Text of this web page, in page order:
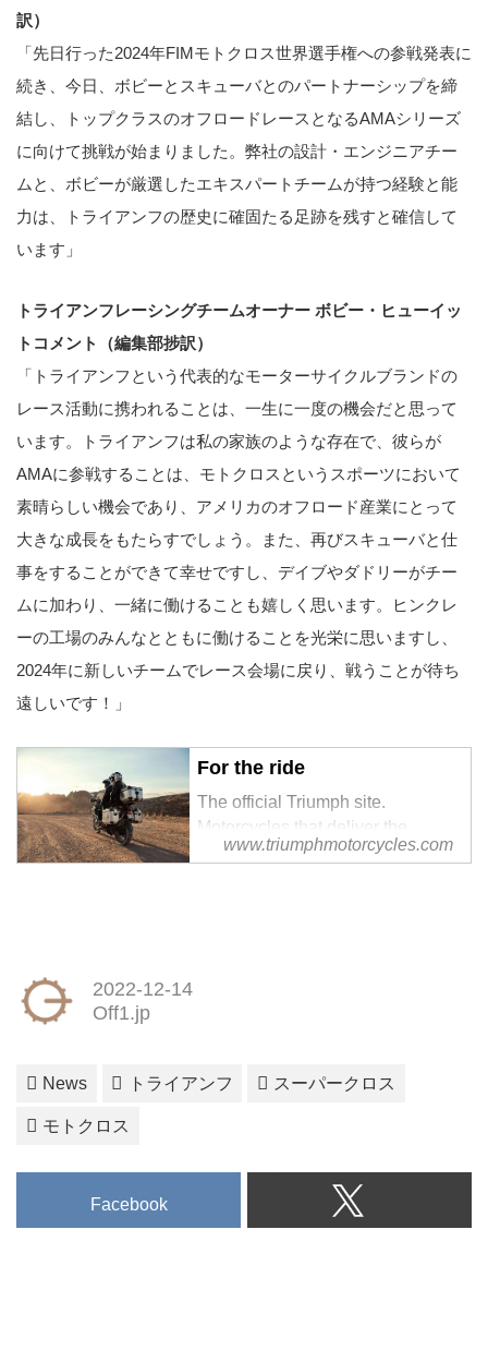
訳）
「先日行った2024年FIMモトクロス世界選手権への参戦発表に
続き、今日、ボビーとスキューバとのパートナーシップを締
結し、トップクラスのオフロードレースとなるAMAシリーズ
に向けて挑戦が始まりました。弊社の設計・エンジニアチー
ムと、ボビーが厳選したエキスパートチームが持つ経験と能
力は、トライアンフの歴史に確固たる足跡を残すと確信して
います」
トライアンフレーシングチームオーナー ボビー・ヒューイッ
トコメント（編集部捗訳）
「トライアンフという代表的なモーターサイクルブランドの
レース活動に携われることは、一生に一度の機会だと思って
います。トライアンフは私の家族のような存在で、彼らが
AMAに参戦することは、モトクロスというスポーツにおいて
素晴らしい機会であり、アメリカのオフロード産業にとって
大きな成長をもたらすでしょう。また、再びスキューバと仕
事をすることができて幸せですし、デイブやダドリーがチー
ムに加わり、一緒に働けることも嬉しく思います。ヒンクレ
ーの工場のみんなとともに働けることを光栄に思いますし、
2024年に新しいチームでレース会場に戻り、戦うことが待ち
遠しいです！」
For the ride
The official Triumph site.
Motorcycles that deliver the
complete riding experience. View
www.triumphmotorcycles.com
2022-12-14
Off1.jp
News トライアンフ スーパークロス
モトクロス
Facebook